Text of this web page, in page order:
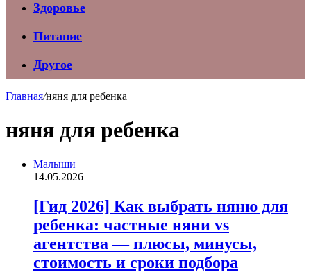
Здоровье
Питание
Другое
Главная/няня для ребенка
няня для ребенка
Малыши
14.05.2026
[Гид 2026] Как выбрать няню для
ребенка: частные няни vs
агентства — плюсы, минусы,
стоимость и сроки подбора